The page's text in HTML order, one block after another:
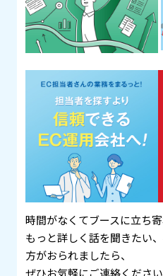
時間がなくてブースに立ち
もっと詳しく話を聞きたい
方がおられましたら、
ぜひお気軽にご連絡ください